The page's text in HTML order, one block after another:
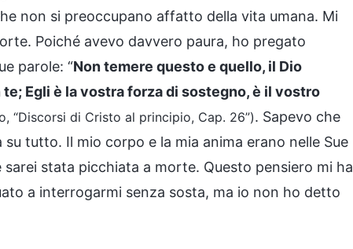
non si preoccupano affatto della vita umana. Mi
Poiché avevo davvero paura, ho pregato
parole: “Non temere questo e quello, il Dio
Egli è la vostra forza di sostegno, è il vostro
“Discorsi di Cristo al principio, Cap. 26”). Sapevo che
tutto. Il mio corpo e la mia anima erano nelle Sue
stata picchiata a morte. Questo pensiero mi ha
a interrogarmi senza sosta, ma io non ho detto